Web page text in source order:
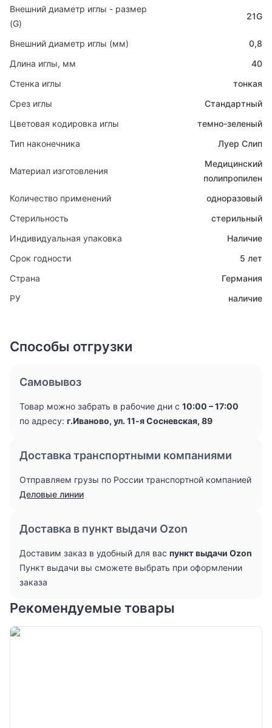
Внешний диаметр иглы - размер
(G)
21G
Внешний диаметр иглы (мм)
0,8
Длина иглы, мм
40
Стенка иглы
тонкая
Срез иглы
Стандартный
Цветовая кодировка иглы
темно-зеленый
Тип наконечника
Луер Слип
Материал изготовления
Медицинский
полипропилен
Количество применений
одноразовый
Стерильность
стерильный
Индивидуальная упаковка
Наличие
Срок годности
5 лет
Страна
Германия
РУ
наличие
Способы отгрузки
Самовывоз
Товар можно забрать в рабочие дни с 10:00 – 17:00
по адресу: г.Иваново, ул. 11-я Сосневская, 89
Доставка транспортными компаниями
Отправляем грузы по России транспортной компанией
Деловые линии
Доставка в пункт выдачи Ozon
Доставим заказ в удобный для вас пункт выдачи Ozon
Пункт выдачи вы сможете выбрать при оформлении
заказа
Рекомендуемые товары